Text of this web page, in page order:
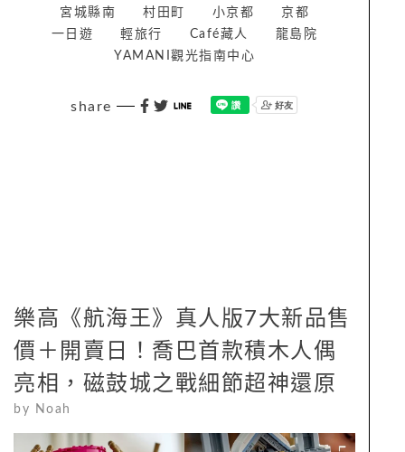
宮城縣南
村田町 小京都
京都
一日遊
輕旅行 Café藏人
龍島院
YAMANI觀光指南中心
share
樂高《航海王》真人版7大新品售
價＋開賣日！喬巴首款積木人偶
亮相，磁鼓城之戰細節超神還原
by Noah